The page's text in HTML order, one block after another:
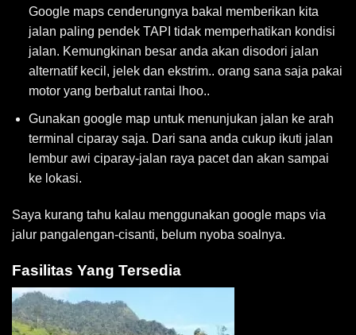
Google maps cenderungnya bakal memberikan kita
jalan paling pendek TAPI tidak memperhatikan kondisi
jalan. Kemungkinan besar anda akan disodori jalan
alternatif kecil, jelek dan ekstrim.. orang sana saja pakai
motor yang berbalut rantai lhoo..
Gunakan google map untuk menunjukan jalan ke arah
terminal ciparay saja. Dari sana anda cukup ikuti jalan
lembur awi ciparay-jalan raya pacet dan akan sampai
ke lokasi.
Saya kurang tahu kalau menggunakan google maps via
jalur pangalengan-cisanti, belum nyoba soalnya.
Fasilitas Yang Tersedia